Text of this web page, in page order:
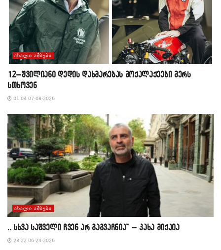
ᲐᲮᲐᲚᲘ ᲐᲛᲑᲔᲑᲘ
12–შვილიანი დედის დახმარებას მოქალაქეები მერს
სთხოვენ
01:04 07-08-2026
ᲐᲮᲐᲚᲘ ᲐᲛᲑᲔᲑᲘ
,, სხვა საშველი ჩვენ არ გაგვაჩნია” – კახა მიქაია
23:22 06-24-2026